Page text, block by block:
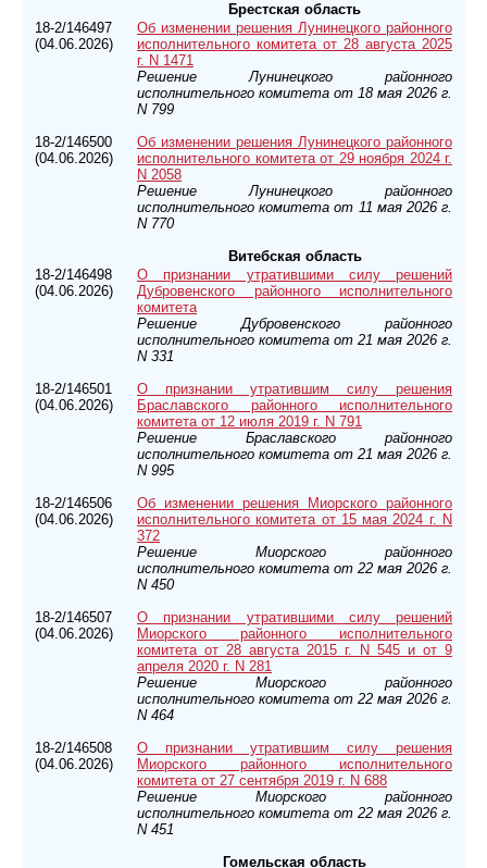
Брестская область
18-2/146497
(04.06.2026)
Об изменении решения Лунинецкого районного
исполнительного комитета от 28 августа 2025
г. N 1471
Решение Лунинецкого районного
исполнительного комитета от 18 мая 2026 г.
N 799
18-2/146500
(04.06.2026)
Об изменении решения Лунинецкого районного
исполнительного комитета от 29 ноября 2024 г.
N 2058
Решение Лунинецкого районного
исполнительного комитета от 11 мая 2026 г.
N 770
Витебская область
18-2/146498
(04.06.2026)
О признании утратившими силу решений
Дубровенского районного исполнительного
комитета
Решение Дубровенского районного
исполнительного комитета от 21 мая 2026 г.
N 331
18-2/146501
(04.06.2026)
О признании утратившим силу решения
Браславского районного исполнительного
комитета от 12 июля 2019 г. N 791
Решение Браславского районного
исполнительного комитета от 21 мая 2026 г.
N 995
18-2/146506
(04.06.2026)
Об изменении решения Миорского районного
исполнительного комитета от 15 мая 2024 г. N
372
Решение Миорского районного
исполнительного комитета от 22 мая 2026 г.
N 450
18-2/146507
(04.06.2026)
О признании утратившими силу решений
Миорского районного исполнительного
комитета от 28 августа 2015 г. N 545 и от 9
апреля 2020 г. N 281
Решение Миорского районного
исполнительного комитета от 22 мая 2026 г.
N 464
18-2/146508
(04.06.2026)
О признании утратившим силу решения
Миорского районного исполнительного
комитета от 27 сентября 2019 г. N 688
Решение Миорского районного
исполнительного комитета от 22 мая 2026 г.
N 451
Гомельская область